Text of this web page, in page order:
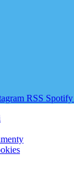
RSS Spotify